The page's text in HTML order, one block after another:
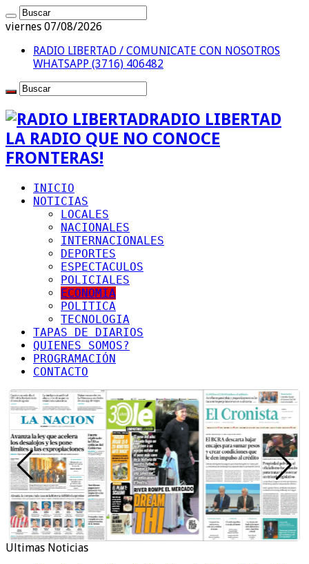
viernes 07/08/2026
RADIO LIBERTAD / COMUNICATE CON NOSOTROS
WHATSAPP (3716) 406482
RADIO LIBERTAD
LA RADIO QUE NO CONOCE
FRONTERAS!
INICIO
NOTICIAS
LOCALES
NACIONALES
INTERNACIONALES
DEPORTES
ESPECTACULOS
POLICIALES
ECONOMIA
POLITICA
TECNOLOGIA
TAPAS DE DIARIOS
QUIENES SOMOS?
PROGRAMACIÓN
CONTACTO
Ultimas Noticias